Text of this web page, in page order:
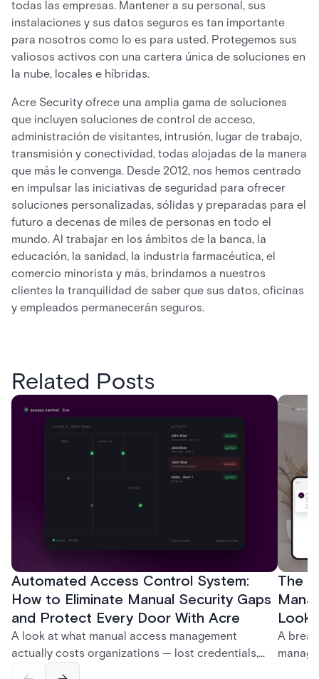
todas las empresas. Mantener a su personal, sus
instalaciones y sus datos seguros es tan importante
para nosotros como lo es para usted. Protegemos sus
valiosos activos con una cartera única de soluciones en
la nube, locales e híbridas.
Acre Security ofrece una amplia gama de soluciones
que incluyen soluciones de control de acceso,
administración de visitantes, intrusión, lugar de trabajo,
transmisión y conectividad, todas alojadas de la manera
que más le convenga. Desde 2012, nos hemos centrado
en impulsar las iniciativas de seguridad para ofrecer
soluciones personalizadas, sólidas y preparadas para el
futuro a decenas de miles de personas en todo el
mundo. Al trabajar en los ámbitos de la banca, la
educación, la sanidad, la industria farmacéutica, el
comercio minorista y más, brindamos a nuestros
clientes la tranquilidad de saber que sus datos, oficinas
y empleados permanecerán seguros.
Related Posts
Automated Access Control System:
How to Eliminate Manual Security Gaps
and Protect Every Door With Acre
A look at what manual access management
actually costs organizations — lost credentials,
incomplete audit trails, and wasted security hours
The
Look
A